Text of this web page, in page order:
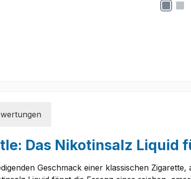
Das Nikotinsalz Liquid
Geschmack einer klassischen